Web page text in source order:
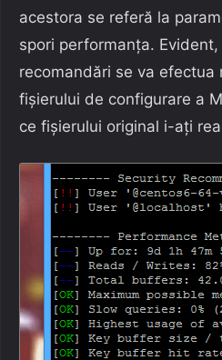
acestora se referă la
spori performanța.
recomandări se va efectua
fișierului de configurare a
ce fișierului original i-ați